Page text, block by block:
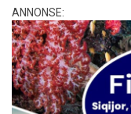
ANNONSE: